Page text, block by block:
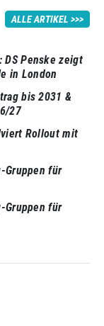
ALLE ARTIKEL
DS Penske zeigt
in London
bis 2031 &
27
Rollout mit
Gruppen für
Gruppen für